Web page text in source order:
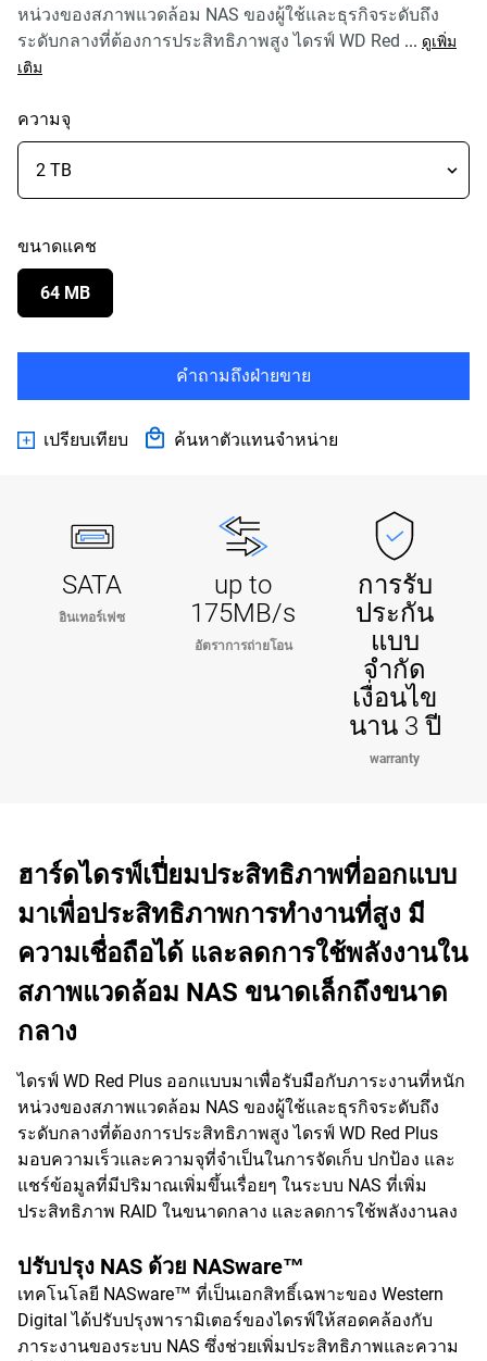
หน่วงของสภาพแวดล้อม NAS ของผู้ใช้และธุรกิจระดับถึง
ระดับกลางที่ต้องการประสิทธิภาพสูง ไดรฟ์ WD Red ... ดูเพิ่ม
เติม
ความจุ
ขนาดแคช
64 MB
คำถามถึงฝ่ายขาย
เปรียบเทียบ ค้นหาตัวแทนจำหน่าย
SATA
อินเทอร์เฟซ
up to
175MB/s
อัตราการถ่ายโอน
การรับ
ประกัน
แบบ
จำกัด
เงื่อนไข
นาน 3 ปี
warranty
ฮาร์ดไดรฟ์เปี่ยมประสิทธิภาพที่ออกแบบ
มาเพื่อประสิทธิภาพการทำงานที่สูง มี
ความเชื่อถือได้ และลดการใช้พลังงานใน
สภาพแวดล้อม NAS ขนาดเล็กถึงขนาด
กลาง
ไดรฟ์ WD Red Plus ออกแบบมาเพื่อรับมือกับภาระงานที่หนัก
หน่วงของสภาพแวดล้อม NAS ของผู้ใช้และธุรกิจระดับถึง
ระดับกลางที่ต้องการประสิทธิภาพสูง ไดรฟ์ WD Red Plus
มอบความเร็วและความจุที่จำเป็นในการจัดเก็บ ปกป้อง และ
แชร์ข้อมูลที่มีปริมาณเพิ่มขึ้นเรื่อยๆ ในระบบ NAS ที่เพิ่ม
ประสิทธิภาพ RAID ในขนาดกลาง และลดการใช้พลังงานลง
ปรับปรุง NAS ด้วย NASware™
เทคโนโลยี NASware™ ที่เป็นเอกสิทธิ์เฉพาะของ Western
Digital ได้ปรับปรุงพารามิเตอร์ของไดรฟ์ให้สอดคล้องกับ
ภาระงานของระบบ NAS ซึ่งช่วยเพิ่มประสิทธิภาพและความ